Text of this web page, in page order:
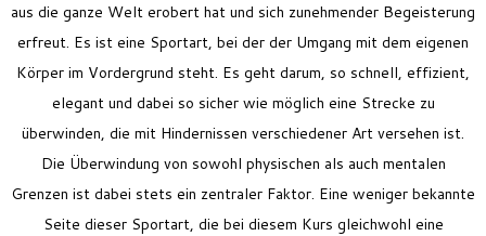
aus die ganze Welt erobert hat und sich zunehmender Begeisterung
erfreut. Es ist eine Sportart, bei der der Umgang mit dem eigenen
Körper im Vordergrund steht. Es geht darum, so schnell, effizient,
elegant und dabei so sicher wie möglich eine Strecke zu
überwinden, die mit Hindernissen verschiedener Art versehen ist.
Die Überwindung von sowohl physischen als auch mentalen
Grenzen ist dabei stets ein zentraler Faktor. Eine weniger bekannte
Seite dieser Sportart, die bei diesem Kurs gleichwohl eine